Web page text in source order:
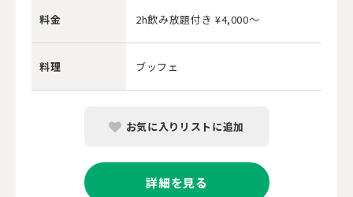
料金 2h飲み放題付き ¥4,000〜
料理 ブッフェ
お気に入りリストに追加
詳細を見る